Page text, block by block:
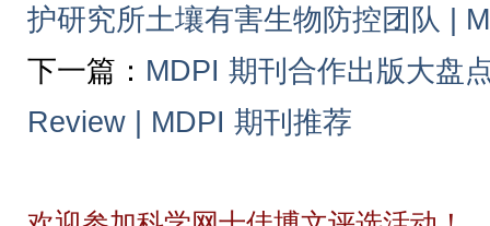
护研究所土壤有害生物防控团队 |
下一篇： MDPI 期刊合作出版大
Review | MDPI 期刊推荐